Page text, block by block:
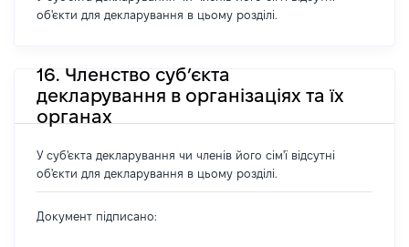
об'єкти для декларування в цьому розділі.
16. Членство суб’єкта
декларування в організаціях та їх
органах
У суб'єкта декларування чи членів його сім'ї відсутні
об'єкти для декларування в цьому розділі.
Документ підписано: